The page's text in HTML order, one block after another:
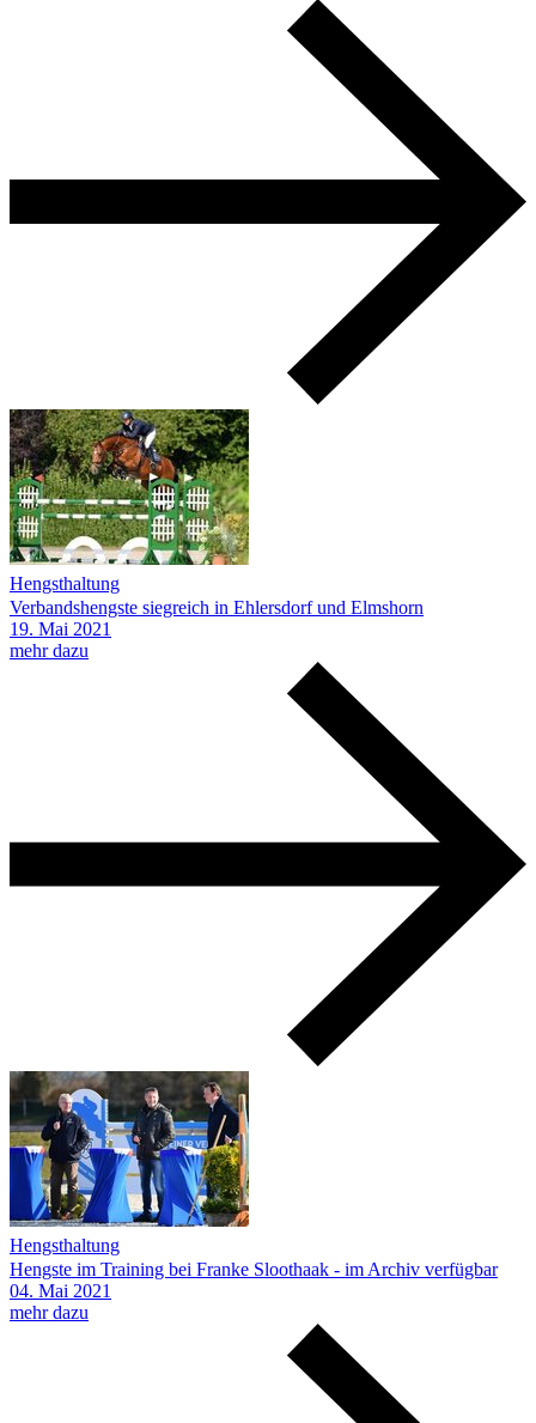
Hengsthaltung
Verbandshengste siegreich in Ehlersdorf und Elmshorn
19. Mai 2021
mehr dazu
Hengsthaltung
Hengste im Training bei Franke Sloothaak - im Archiv verfügbar
04. Mai 2021
mehr dazu